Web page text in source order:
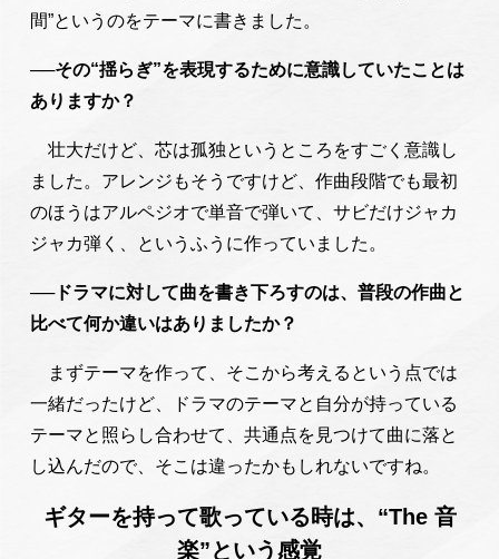
間”というのをテーマに書きました。
──その“揺らぎ”を表現するために意識していたことは
ありますか？
壮大だけど、芯は孤独というところをすごく意識し
ました。アレンジもそうですけど、作曲段階でも最初
のほうはアルペジオで単音で弾いて、サビだけジャカ
ジャカ弾く、というふうに作っていました。
──ドラマに対して曲を書き下ろすのは、普段の作曲と
比べて何か違いはありましたか？
まずテーマを作って、そこから考えるという点では
一緒だったけど、ドラマのテーマと自分が持っている
テーマと照らし合わせて、共通点を見つけて曲に落と
し込んだので、そこは違ったかもしれないですね。
ギターを持って歌っている時は、“The 音
楽”という感覚